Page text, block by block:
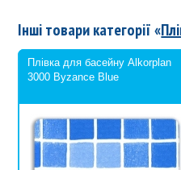
Інші товари категорії «
Плівка для басейну Alkorplan
3000 Byzance Blue